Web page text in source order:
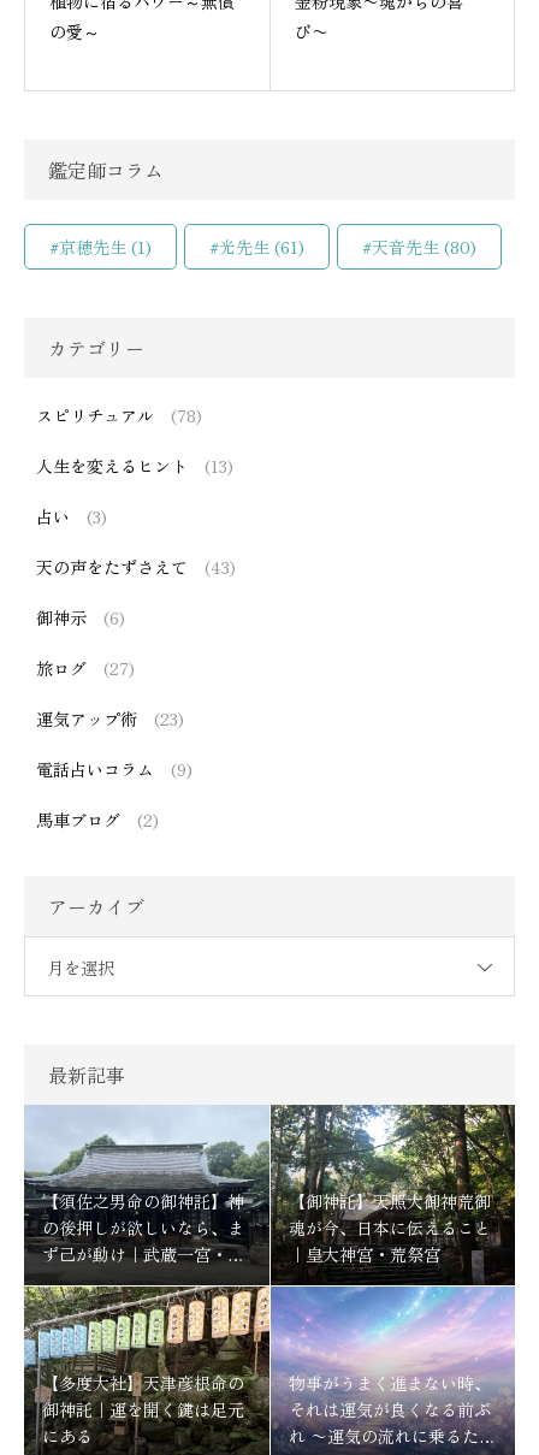
の愛～
び〜
鑑定師コラム
#京穂先生 (1) #光先生 (61) #天音先生 (80)
カテゴリー
スピリチュアル (78)
人生を変えるヒント (13)
占い (3)
天の声をたずさえて (43)
御神示 (6)
旅ログ (27)
運気アップ術 (23)
電話占いコラム (9)
馬車ブログ (2)
アーカイブ
月を選択
最新記事
【須佐之男命の御神託】神
の後押しが欲しいなら、ま
ず己が動け｜武蔵一宮・氷
川神社
【御神託】天照大御神荒御
魂が今、日本に伝えること
｜皇大神宮・荒祭宮
【多度大社】天津彦根命の
御神託｜運を開く鍵は足元
にある
物事がうまく進まない時、
それは運気が良くなる前ぶ
れ 〜運気の流れに乗るため